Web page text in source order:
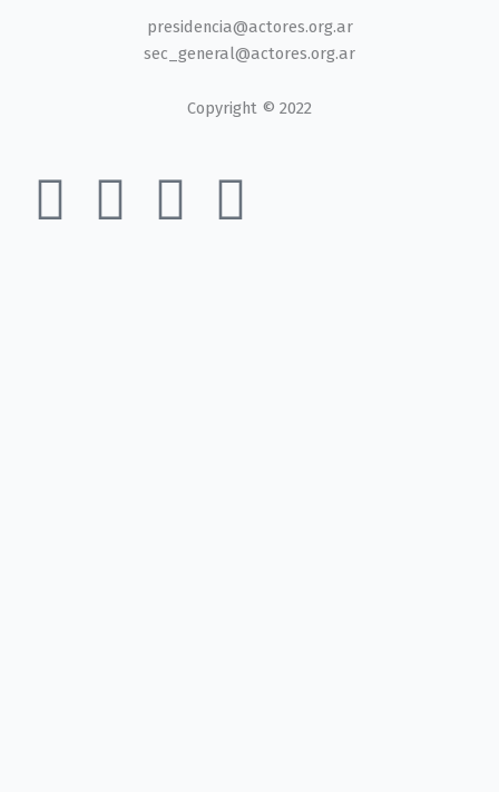
presidencia@actores.org.ar
sec_general@actores.org.ar
Copyright © 2022
I
F
T
Y